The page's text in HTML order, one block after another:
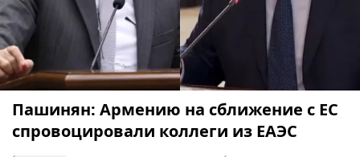
Пашинян: Армению на сближение с ЕС
спровоцировали коллеги из ЕАЭС